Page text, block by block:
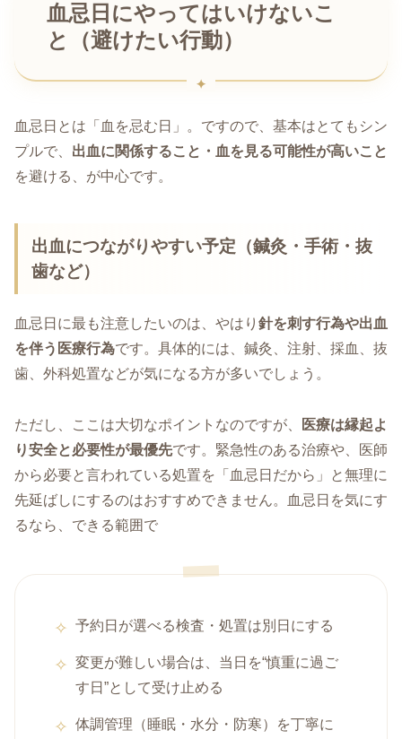
血忌日にやってはいけないこ
と（避けたい行動）
血忌日とは「血を忌む日」。ですので、基本はとてもシン
プルで、 出血に関係すること・血を見る可能性が高いこと
を避ける、が中心です。
出血につながりやすい予定（鍼灸・手術・抜
歯など）
血忌日に最も注意したいのは、やはり 針を刺す行為や出血
を伴う医療行為です。具体的には、鍼灸、注射、採血、抜
歯、外科処置などが気になる方が多いでしょう。
ただし、ここは大切なポイントなのですが、
医療は縁起よ
り安全と必要性が最優先です。緊急性のある治療や、医師
から必要と言われている処置を「血忌日だから」と無理に
先延ばしにするのはおすすめできません。血忌日を気にす
るなら、できる範囲で
予約日が選べる検査・処置は別日にする
変更が難しい場合は、当日を“慎重に過ご
す日”として受け止める
体調管理（睡眠・水分・防寒）を丁寧に